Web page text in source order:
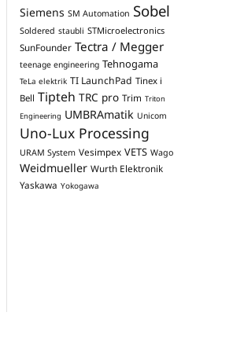
Siemens SM Automation Sobel
Soldered staubli STMicroelectronics
SunFounder Tectra / Megger
teenage engineering Tehnogama
TeLa elektrik TI LaunchPad Tinex i
Bell Tipteh TRC pro Trim Triton
Engineering UMBRAmatik Unicom
Uno-Lux Processing
URAM System Vesimpex VETS Wago
Weidmueller Wurth Elektronik
Yaskawa Yokogawa